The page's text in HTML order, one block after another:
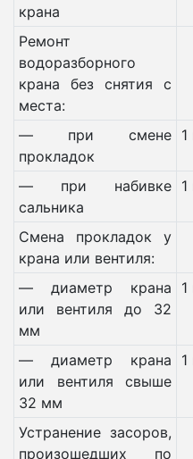
крана
Ремонт
водоразборного
крана без снятия с
места:
— при смене
прокладок
1
— при набивке
сальника
1
Смена прокладок у
крана или вентиля:
— диаметр крана
или вентиля до 32
мм
1
— диаметр крана
или вентиля свыше
32 мм
1
Устранение засоров,
произошедших по